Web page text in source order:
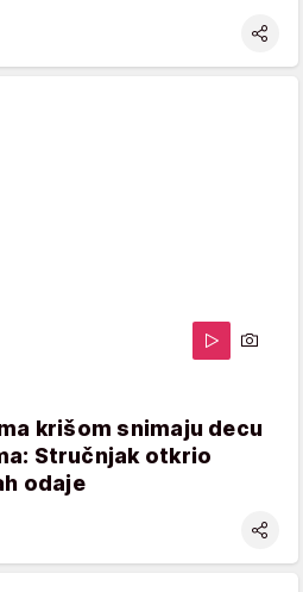
krišom snimaju decu
Stručnjak otkrio
odaje